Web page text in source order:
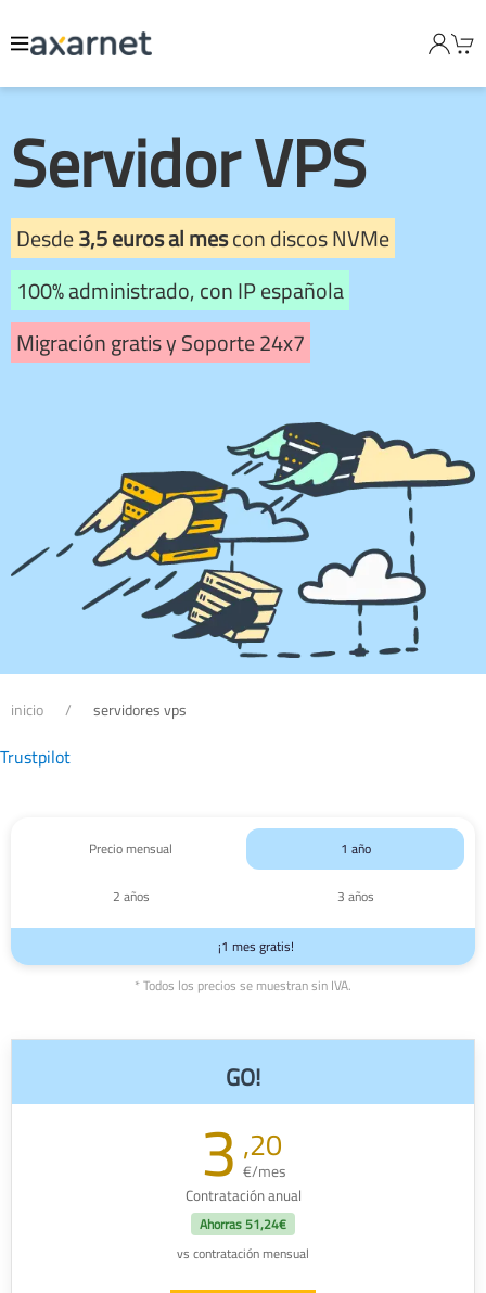
Servidor VPS
Desde3,5 euros al mescon discos NVMe
100% administrado, con IP española
Migración gratis y Soporte 24x7
inicio servidores vps
Trustpilot
Precio mensual
1 año
2 años
3 años
¡1 mes gratis!
* Todos los precios se muestran sin IVA.
GO!
3 ,20
€/mes
Contratación anual
Ahorras51,24€
vs contratación mensual